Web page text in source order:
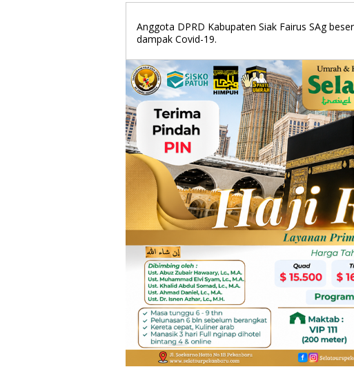
Anggota DPRD Kabupaten Siak Fairus SAg
dampak Covid-19.